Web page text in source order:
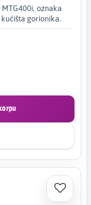
oznaka
gorionika.